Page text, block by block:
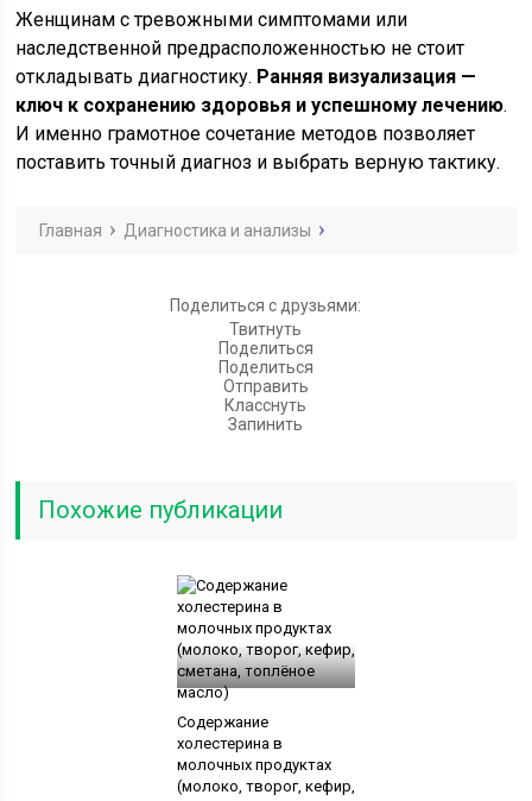
Женщинам с тревожными симптомами или
наследственной предрасположенностью не стоит
откладывать диагностику. Ранняя визуализация —
ключ к сохранению здоровья и успешному лечению.
И именно грамотное сочетание методов позволяет
поставить точный диагноз и выбрать верную тактику.
Главная Диагностика и анализы
Поделиться с друзьями:
Твитнуть
Поделиться
Поделиться
Отправить
Класснуть
Запинить
Похожие публикации
Содержание
холестерина в
молочных продуктах
(молоко, творог, кефир,